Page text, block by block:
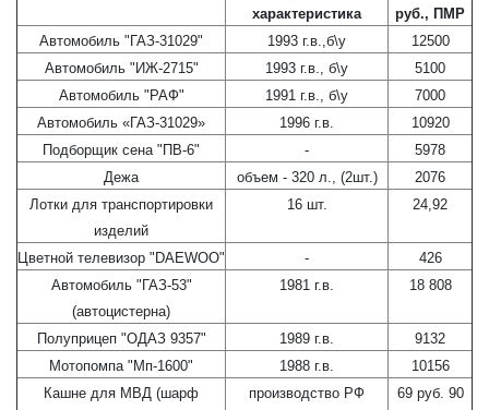
характеристика
руб., ПМР
Автомобиль "ГАЗ-31029"
1993 г.в.,б\у
12500
Автомобиль "ИЖ-2715"
1993 г.в., б\у
5100
Автомобиль "РАФ"
1991 г.в., б\у
7000
Автомобиль «ГАЗ-31029»
1996 г.в.
10920
Подборщик сена "ПВ-6"
-
5978
Дежа
объем - 320 л., (2шт.)
2076
Лотки для транспортировки
изделий
16 шт. 24,92
Цветной телевизор "DAEWOO" -
426
Автомобиль "ГАЗ-53"
(автоцистерна)
1981 г.в. 18 808
Полуприцеп "ОДАЗ 9357" 1989 г.в.
9132
Мотопомпа "Мп-1600"
1988 г.в.
10156
Кашне для МВД (шарф
производство РФ
69 руб. 90